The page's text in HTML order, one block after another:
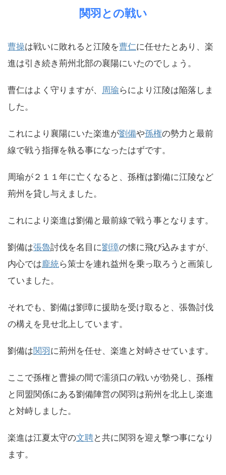
関羽との戦い
曹操は戦いに敗れると江陵を曹仁に任せたとあり、楽
進は引き続き荊州北部の襄陽にいたのでしょう。
曹仁はよく守りますが、 周瑜 らにより江陵は陥落しま
した。
これにより襄陽にいた楽進が劉備や孫権の勢力と最前
線で戦う指揮を執る事になったはずです。
周瑜が２１１年に亡くなると、孫権は劉備に江陵など
荊州を貸し与えました。
これにより楽進は劉備と最前線で戦う事となります。
劉備は張魯討伐を名目に劉璋の懐に飛び込みますが、
内心では龐統ら策士を連れ益州を乗っ取ろうと画策し
ていました。
それでも、劉備は劉璋に援助を受け取ると、張魯討伐
の構えを見せ北上しています。
劉備は関羽 に荊州を任せ、楽進と対峙させています。
ここで孫権と曹操の間で濡須口の戦いが勃発し、孫権
と同盟関係にある劉備陣営の関羽は荊州を北上し楽進
と対峙しました。
楽進は江夏太守の文聘と共に関羽を迎え撃つ事になり
ます。